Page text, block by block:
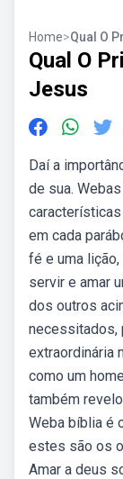
Home>Qual O
Qual O
Jesus
Daí a
de sua.
em cada
fé e uma
servir e amar
dos outros
necessitados,
extraordinária
como um
também
Weba bíblia é
estes são os
Amar a deus